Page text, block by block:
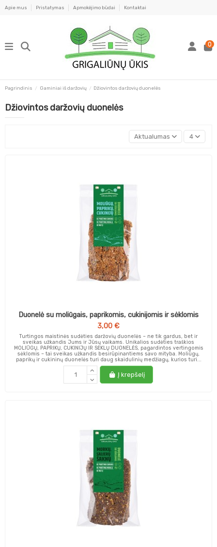
Apie mus Pristatymas Apmokėjimo būdai Kontaktai
0
Pagrindinis Gaminiai iš daržovių Džiovintos daržovių duonelės
Džiovintos daržovių duonelės
Aktualumas 4
Duonelė su moliūgais, paprikomis, cukinijomis ir sėklomis
3,00 €
Turtingos maistinės sudėties daržovių duonelės – ne tik gardus, bet ir
sveikas užkandis Jums ir Jūsų vaikams. Unikalios sudėties traškios
MOLIŪGŲ, PAPRIKŲ, CUKINIJŲ IR SĖKLŲ DUONELĖS, pagardintos vertingomis
sėklomis – tai sveikas užkandis besirūpinantiems savo mityba. Moliūgų,
paprikų ir cukininų duonelės turi daug skaidulinių medžiagų, kurios turi...
Į krepšelį